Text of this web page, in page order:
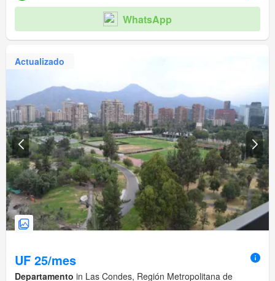
WhatsApp
Actualizado
UF 25/mes
Departamento in Las Condes, Región Metropolitana de